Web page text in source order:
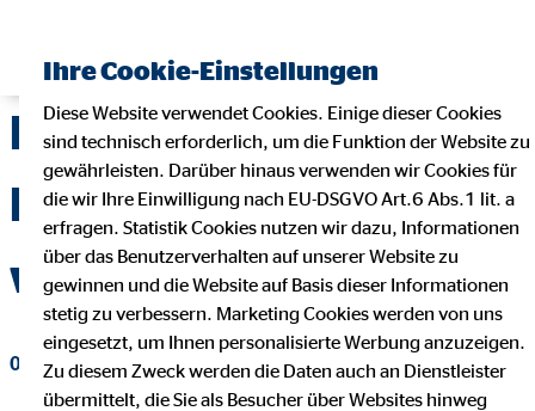
Die persönliche
Beratung ist noch
wichtiger geworden
03. August 2023|NebenwerteJournal
Ihre Cookie-Einstellungen
Diese Website verwendet Cookies. Einige dieser Cookies
sind technisch erforderlich, um die Funktion der Website zu
gewährleisten. Darüber hinaus verwenden wir Cookies für
die wir Ihre Einwilligung nach EU-DSGVO Art.6 Abs.1 lit. a
erfragen. Statistik Cookies nutzen wir dazu, Informationen
über das Benutzerverhalten auf unserer Website zu
gewinnen und die Website auf Basis dieser Informationen
stetig zu verbessern. Marketing Cookies werden von uns
eingesetzt, um Ihnen personalisierte Werbung anzuzeigen.
Zu diesem Zweck werden die Daten auch an Dienstleister
übermittelt, die Sie als Besucher über Websites hinweg